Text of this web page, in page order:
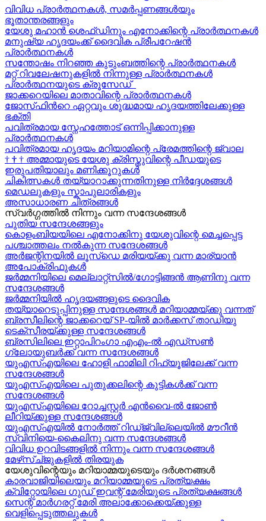
വിവിധ പ്രാർത്ഥനകൾ, സമർപ്പണങ്ങൾയും
ഭൂതാന്തരങ്ങളും
യേശു മഹാന്‍ ശെഫ്ഡിനും എനോക്കിന്റെ പ്രാർത്ഥനകള്‍
മനുഷ്യ ഹൃദയംക്ക് ദൈവിക പ്രീപറേഷൻ
പ്രാർത്ഥനകൾ
സന്തോഷം നിറഞ്ഞ കുടുംബത്തിന്റെ പ്രാർത്ഥനകള്‍
മറ്റ് റിവലേഷനുകളിൽ നിന്നുള്ള പ്രാർത്ഥനകൾ
പ്രാർത്ഥനയുടെ ക്രൂസേഡ്
ജാക്കറെയിലെ മാതാവിന്റെ പ്രാർത്ഥനകൾ
ജോസ്‌ഫിന്‍റെ ഏറ്റവും ശുദ്ധമായ ഹൃദയത്തിലേക്കുള്ള
ഭക്തി
പവിത്രമായ സ്നേഹത്തോട് ഒന്നിപ്പിക്കാനുള്ള
പ്രാർത്ഥനകള്‍
പവിത്രമായ ഹൃദയം മറിയാമിന്റെ പ്രേമത്തിന്റെ ജ്വാല
† † † അമ്മായുടെ യേശു ക്രിസ്തുവിന്റെ പീഡയുടെ
ഇരുപതിയാലും മണിക്കൂറുകള്‍
ചികിത്സകൾ തയ്യാറാക്കുന്നതിനുള്ള നിർദ്ദേശങ്ങൾ
മെഡലുകളും സ്കാപുലാരികളും
അസാധാരണ ചിത്രങ്ങൾ
സ്വര്‍ഗ്ഗത്തിൽ നിന്നും വന്ന സന്ദേശങ്ങള്‍
പുതിയ സന്ദേശങ്ങളും
കൊളംബിയയിലെ എനോക്കിനു യേശുവിന്റെ മെച്ചപ്പെട്ട
പശ്ചാത്തലം നൽകുന്ന സന്ദേശങ്ങള്‍
അർജന്റിനയിൽ ലൂസ്ഡെ മരിയയ്ക്കു വന്ന മാര്യാന്‍
അപോക്രിഫുകള്‍
ജർമ്മനിയിലെ മെല്ലാറ്റ്സിൽ/ഗോട്ടിങ്ങൻ ആണിനു വന്ന
സന്ദേശങ്ങൾ
ജർമ്മനിയിൽ ഹൃദയങ്ങളുടെ ദൈവിക
തയ്യാറെടുപ്പിനുള്ള സന്ദേശങ്ങൾ മറിയാമ്മയ്ക്കു വന്നത്
ബ്രസീലിന്റെ ജാക്കറെയ്‍ SP-യിൽ മാർക്കസ് താഡിയു
ടെക്സീരയ്ക്കുള്ള സന്ദേശങ്ങള്‍
ബ്രസിലിലെ ഇറ്റാപിറംഗാ എഎം-ൽ എഡ്സൺ
ഗ്ലോയുബർക്ക് വന്ന സന്ദേശങ്ങൾ
യുഎസ്എയിലെ ഹോളി ഫാമിലി റിഫ്യൂജിലേക്ക് വന്ന
സന്ദേശങ്ങൾ
യുഎസ്എയിലെ പുതുക്കലിന്റെ കുട്ടികള്‍ക്ക് വന്ന
സന്ദേശങ്ങള്‍
യുഎസ്എയിലെ റോച്ചസ്റ്റർ എൻവൈ-ൽ ജോൺ
ലീറിയ്ക്കുള്ള സന്ദേശങ്ങൾ
യുഎസ്എയിൽ നോർത്ത് റിഡ്ജ്വില്ലെയിൽ മൗറീൻ
സ്വിനിയെ-കൈലിനു വന്ന സന്ദേശങ്ങള്‍
വിവിധ ഉറവിടങ്ങളിൽ നിന്നും വന്ന സന്ദേശങ്ങൾ
മേഴ്‍സ്ച്ജുകളിൽ തിരയുക
യേശുവിന്റെയും മറിയാമ്മയുടെയും ദർശനങ്ങൾ
കാരവാജിയിലെയും മറിയാമ്മയുടെ പ്രത്യക്ഷം
ക്വിറ്റോയിലെ ഗുഡ് ഇവന്റ് മേരിയുടെ പ്രത്യക്ഷങ്ങൾ
സെന്റ് മാർഗരറ്റ് മേരി അലാക്കോക്കെയ്ക്കുള്ള
വെളിപ്പെടുത്തലുകൾ